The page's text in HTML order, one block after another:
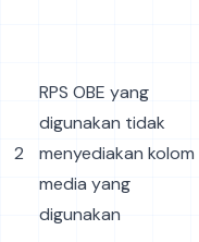
2
RPS OBE yang
digunakan tidak
menyediakan kolom
media yang
digunakan